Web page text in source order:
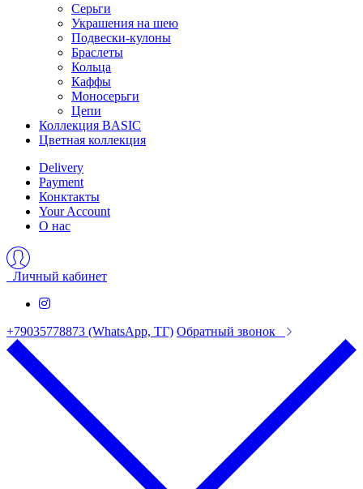
Серьги
Украшения на шею
Подвески-кулоны
Браслеты
Кольца
Каффы
Моносерьги
Цепи
Коллекция BASIC
Цветная коллекция
Delivery
Payment
Конктакты
Your Account
О нас
Личный кабинет
+79035778873 (WhatsApp, ТГ) Обратный звонок